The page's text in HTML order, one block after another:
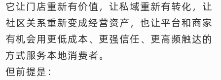
它让门店重新有价值，让私域重新有转化，让
社区关系重新变成经营资产，也让平台和商家
有机会用更低成本、更强信任、更高频触达的
方式服务本地消费者。
但前提是：